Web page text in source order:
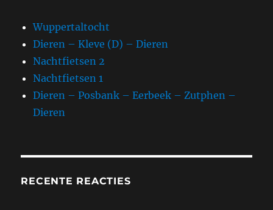
Wuppertaltocht
Dieren – Kleve (D) – Dieren
Nachtfietsen 2
Nachtfietsen 1
Dieren – Posbank – Eerbeek – Zutphen –
Dieren
RECENTE REACTIES